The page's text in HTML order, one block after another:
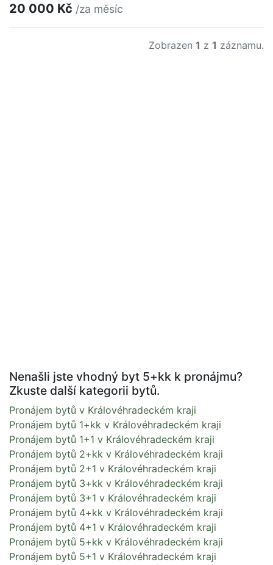
20 000 Kč /za měsíc
Zobrazen 1 z 1 záznamu.
Nenašli jste vhodný byt 5+kk k pronájmu?
Zkuste další kategorii bytů.
Pronájem bytů v Královéhradeckém kraji
Pronájem bytů 1+kk v Královéhradeckém kraji
Pronájem bytů 1+1 v Královéhradeckém kraji
Pronájem bytů 2+kk v Královéhradeckém kraji
Pronájem bytů 2+1 v Královéhradeckém kraji
Pronájem bytů 3+kk v Královéhradeckém kraji
Pronájem bytů 3+1 v Královéhradeckém kraji
Pronájem bytů 4+kk v Královéhradeckém kraji
Pronájem bytů 4+1 v Královéhradeckém kraji
Pronájem bytů 5+kk v Královéhradeckém kraji
Pronájem bytů 5+1 v Královéhradeckém kraji